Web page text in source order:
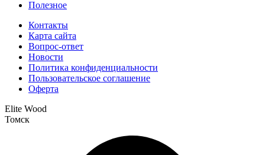
Полезное
Контакты
Карта сайта
Вопрос-ответ
Новости
Политика конфиденциальности
Пользовательское соглашение
Оферта
Elite Wood
Томск